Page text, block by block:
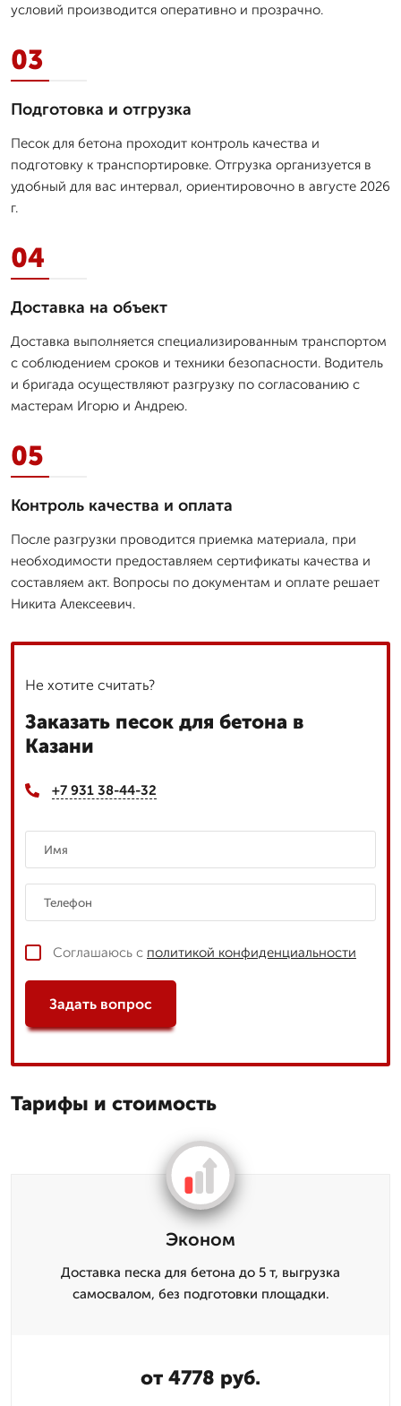
условий производится оперативно и прозрачно.
03
Подготовка и отгрузка
Песок для бетона проходит контроль качества и
подготовку к транспортировке. Отгрузка организуется в
удобный для вас интервал, ориентировочно в августе 2026
г.
04
Доставка на объект
Доставка выполняется специализированным транспортом
с соблюдением сроков и техники безопасности. Водитель
и бригада осуществляют разгрузку по согласованию с
мастерам Игорю и Андрею.
05
Контроль качества и оплата
После разгрузки проводится приемка материала, при
необходимости предоставляем сертификаты качества и
составляем акт. Вопросы по документам и оплате решает
Никита Алексеевич.
Не хотите считать?
Заказать песок для бетона в
Казани
+7 931 38-44-32
Соглашаюсь с политикой конфиденциальности
Задать вопрос
Тарифы и стоимость
Эконом
Доставка песка для бетона до 5 т, выгрузка
самосвалом, без подготовки площадки.
от 4778 руб.